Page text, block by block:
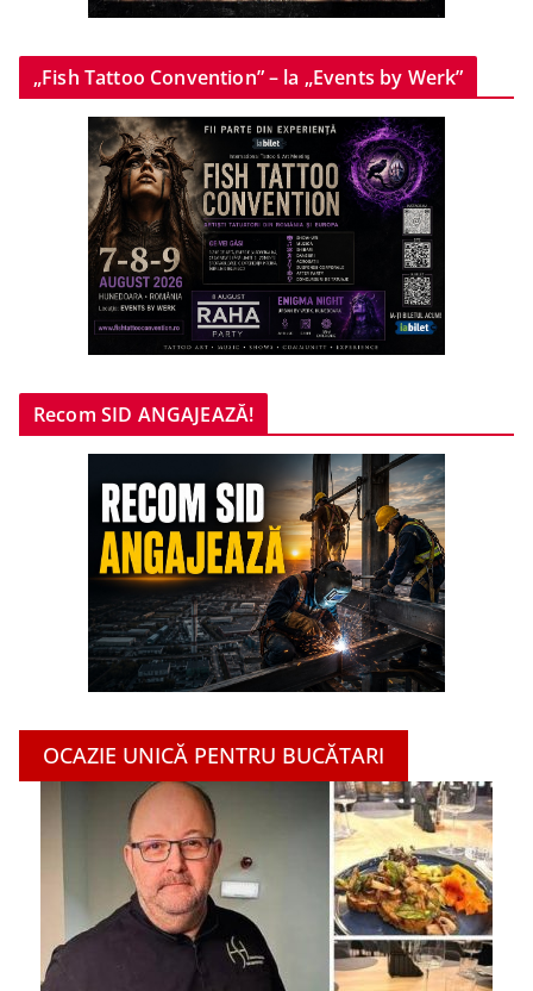
„Fish Tattoo Convention” – la „Events by Werk”
Recom SID ANGAJEAZĂ!
OCAZIE UNICĂ PENTRU BUCĂTARI